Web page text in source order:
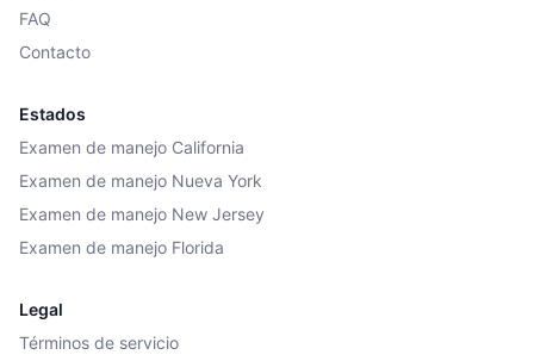
FAQ
Contacto
Estados
Examen de manejo California
Examen de manejo Nueva York
Examen de manejo New Jersey
Examen de manejo Florida
Legal
Términos de servicio